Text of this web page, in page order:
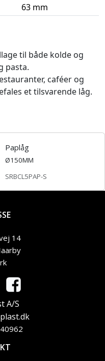
63 mm
til både kolde og
pasta.
caféer og
et tilsvarende låg.
Paplåg
Ø150MM
SRBCL5PAP-S
14
A/S